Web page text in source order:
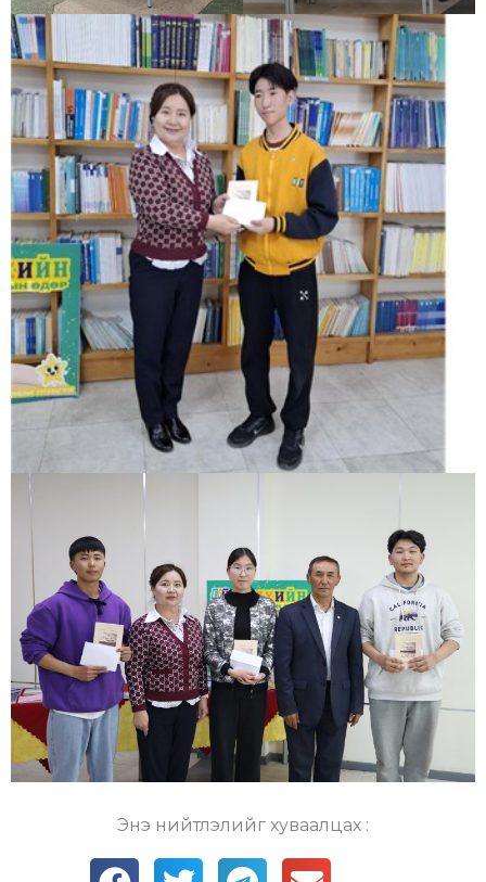
Энэ нийтлэлийг хуваалцах :